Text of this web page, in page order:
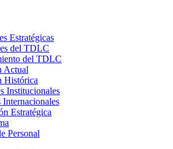
Estratégicas
del TDLC
del TDLC
Actual
Histórica
Institucionales
Internacionales
Estratégica
Personal